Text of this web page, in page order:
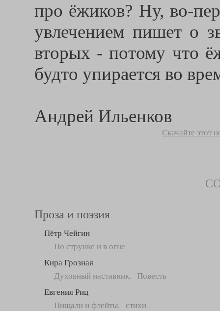
про ёжиков? Ну, во-
увлечением пишет о
вторых - потому что
будто упирается во
Андрей Ильенков
Скачайте этот
Проза и поэзия
Пётр Чейгин
По струнке и в огне
Кира Грозная
Духовный наставник. Повесть
Евгения Риц
Пищали и флейты. стихи